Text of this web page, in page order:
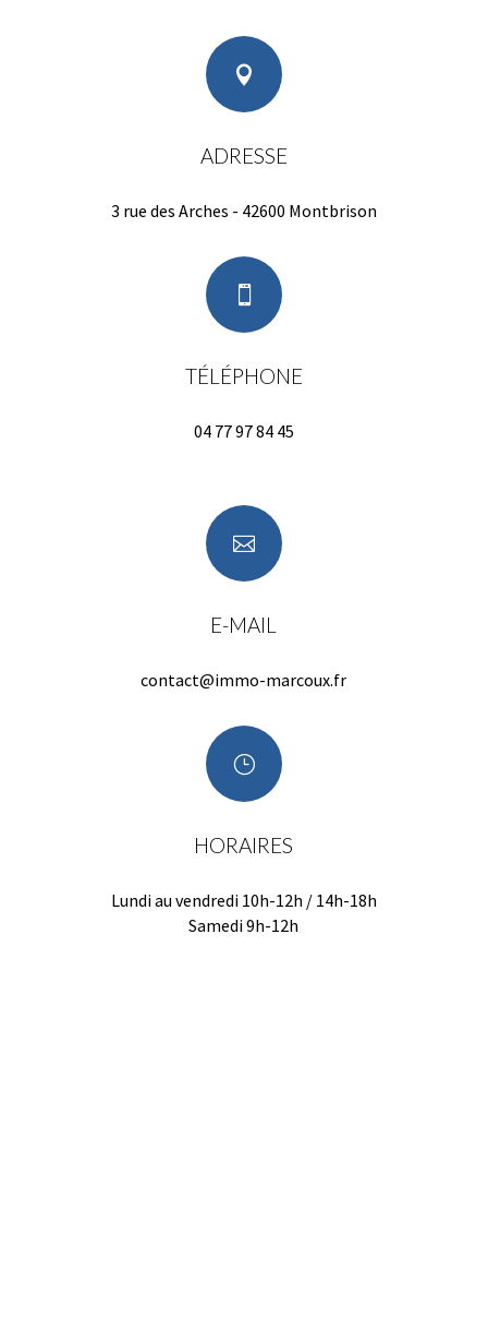

ADRESSE
3 rue des Arches - 42600 Montbrison

TÉLÉPHONE
04 77 97 84 45

E-MAIL
contact@immo-marcoux.fr
}
HORAIRES
Lundi au vendredi 10h-12h / 14h-18h
Samedi 9h-12h